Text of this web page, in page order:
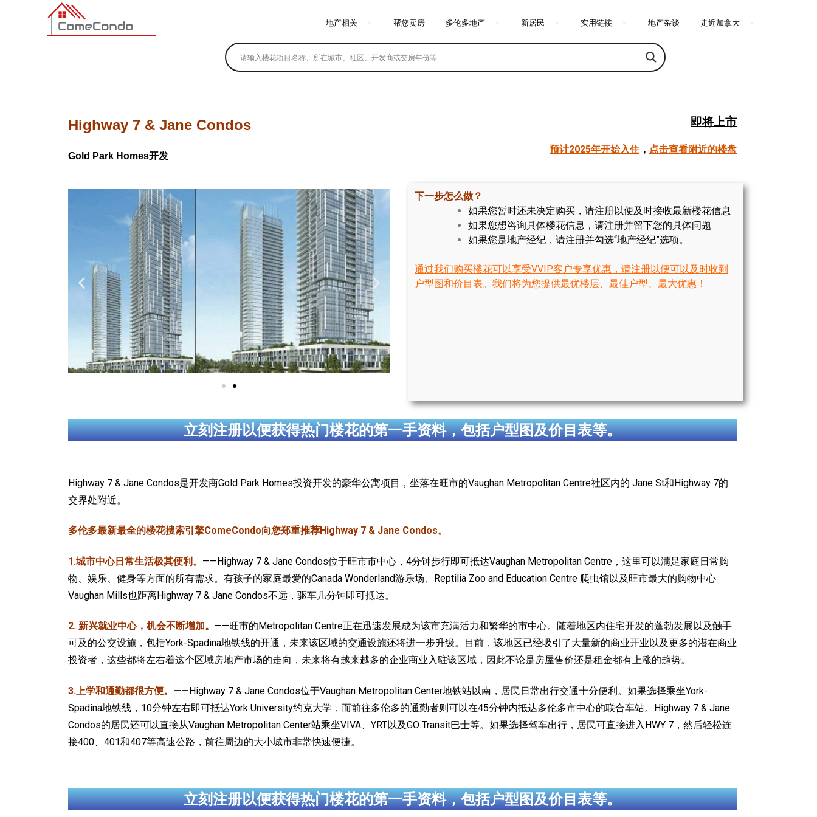
多伦多最新最全的楼花搜索引擎
地产相关 帮您卖房 多伦多地产 新居民 实用链接 地产杂谈 走近加拿大
Highway 7 & Jane Condos
Gold Park Homes开发
即将上市
预计2025年开始入住 ， 点击查看附近的楼盘
下一步怎么做？
如果您暂时还未决定购买，请注册以便及时接收最新楼花信息
如果您想咨询具体楼花信息，请注册并留下您的具体问题
如果您是地产经纪，请注册并勾选“地产经纪”选项。
通过我们购买楼花可以享受VVIP客户专享优惠，请注册以便可以及时收到
户型图和价目表。我们将为您提供最优楼层、最佳户型、最大优惠！
立刻注册以便获得热门楼花的第一手资料，包括户型图及价目表等。
Highway 7 & Jane Condos是开发商Gold Park Homes投资开发的豪华公寓项目，坐落在旺市的Vaughan Metropolitan Centre社区内的 Jane St和Highway 7的
交界处附近。
多伦多最新最全的楼花搜索引擎ComeCondo向您郑重推荐Highway 7 & Jane Condos。
1.城市中心日常生活极其便利。 ——Highway 7 & Jane Condos位于旺市市中心，4分钟步行即可抵达Vaughan Metropolitan Centre，这里可以满足家庭日常购
物、娱乐、健身等方面的所有需求。有孩子的家庭最爱的Canada Wonderland游乐场、Reptilia Zoo and Education Centre 爬虫馆以及旺市最大的购物中心
Vaughan Mills也距离Highway 7 & Jane Condos不远，驱车几分钟即可抵达。
2. 新兴就业中心，机会不断增加。 ——旺市的Metropolitan Centre正在迅速发展成为该市充满活力和繁华的市中心。随着地区内住宅开发的蓬勃发展以及触手
可及的公交设施，包括York-Spadina地铁线的开通，未来该区域的交通设施还将进一步升级。目前，该地区已经吸引了大量新的商业开业以及更多的潜在商业
投资者，这些都将左右着这个区域房地产市场的走向，未来将有越来越多的企业商业入驻该区域，因此不论是房屋售价还是租金都有上涨的趋势。
3.上学和通勤都很方便。 ——Highway 7 & Jane Condos位于Vaughan Metropolitan Center地铁站以南，居民日常出行交通十分便利。如果选择乘坐York-
Spadina地铁线，10分钟左右即可抵达York University约克大学，而前往多伦多的通勤者则可以在45分钟内抵达多伦多市中心的联合车站。Highway 7 & Jane
Condos的居民还可以直接从Vaughan Metropolitan Center站乘坐VIVA、YRT以及GO Transit巴士等。如果选择驾车出行，居民可直接进入HWY 7，然后轻松连
接400、401和407等高速公路，前往周边的大小城市非常快速便捷。
立刻注册以便获得热门楼花的第一手资料，包括户型图及价目表等。